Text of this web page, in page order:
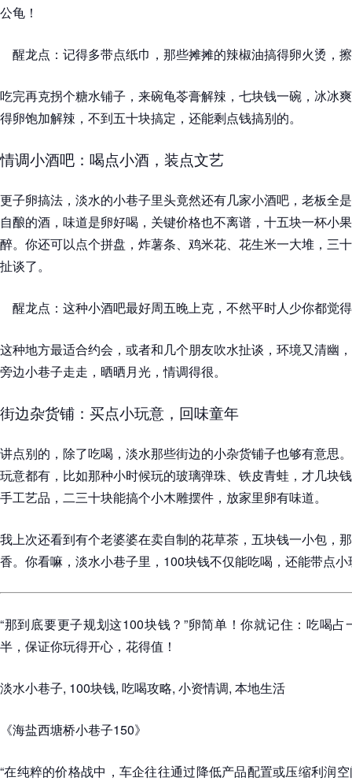
公龟！
醒龙点：记得多带点纸巾，那些摊摊的辣椒油搞得卵火烫，
吃完再克拐个糖水铺子，来碗龟苓膏解辣，七块钱一碗，冰冰
得卵饱加解辣，不到五十块搞定，还能剩点钱搞别的。
情调小酒吧：喝点小酒，装点文艺
更子卵搞法，淡水的小巷子里头竟然还有几家小酒吧，老板全
自酿的酒，味道是卵好喝，关键价格也不离谱，十五块一杯小
醉。你还可以点个拼盘，炸薯条、鸡米花、花生米一大堆，三
扯谈了。
醒龙点：这种小酒吧最好周五晚上克，不然平时人少你都觉
这种地方最适合约会，或者和几个朋友吹水扯谈，环境又清幽
旁边小巷子走走，晒晒月光，情调得很。
街边杂货铺：买点小玩意，回味童年
讲点别的，除了吃喝，淡水那些街边的小杂货铺子也够有意思
玩意都有，比如那种小时候玩的玻璃弹珠、铁皮青蛙，才几块
手工艺品，二三十块能搞个小木雕摆件，放家里卵有味道。
我上次还看到有个老婆婆在卖自制的花草茶，五块钱一小包，
香。你看嘛，淡水小巷子里，100块钱不仅能吃喝，还能带点
“那到底要更子规划这100块钱？”卵简单！你就记住：吃喝
半，保证你玩得开心，花得值！
淡水小巷子, 100块钱, 吃喝攻略, 小资情调, 本地生活
《海盐西塘桥小巷子150》
“在纯粹的价格战中，车企往往通过降低产品配置或压缩利润